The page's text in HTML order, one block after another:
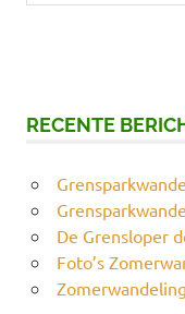
RECENTE
De Grensloper
Foto’s